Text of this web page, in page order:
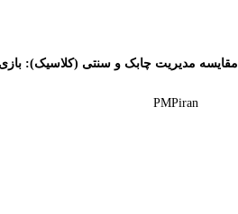
مقایسه مدیریت چابک و سنتی (کلاسیک): بازی
PMPiran